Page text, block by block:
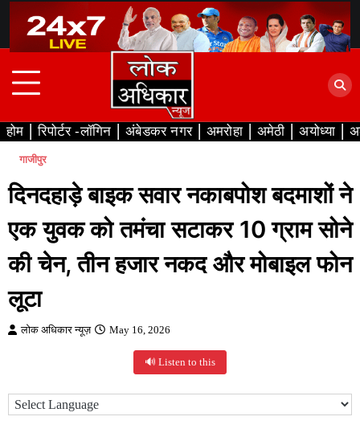
content
होम रिपोर्टर -लॉगिन अंबेडकर नगर अमरोहा अमेठी अयोध्या
गाजीपुर
दिनदहाड़े बाइक सवार नकाबपोश बदमाशों ने
एक युवक को तमंचा सटाकर 10 ग्राम सोने
की चेन, तीन हजार नकद और मोबाइल फोन
लूटा
लोक अधिकार न्यूज़ May 16, 2026
🔊 Listen to this